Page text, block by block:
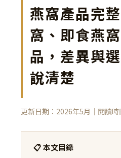
燕窩產品完
窩、即食燕
品，差異與
說清楚
更新日期：2026年5月｜閱讀
📋 本文目錄